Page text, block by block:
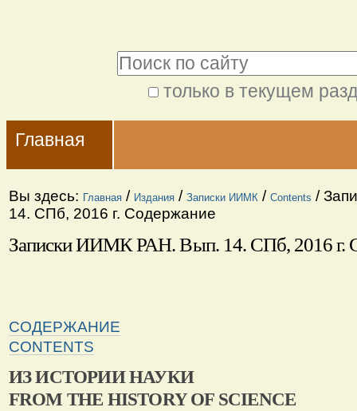
содержимому.
Перейти
навигации
только в текущем
поиск
Navigation
Главная
Вы здесь: Главная / Издания / Записки ИИМК / Contents /
14. СПб, 2016 г. Содержание
Записки ИИМК РАН. Вып. 14. СПб, 2016 г.
СОДЕРЖАНИЕ
CONTENTS
ИЗ ИСТОРИИ НАУКИ
FROM THE HISTORY OF SCIENCE